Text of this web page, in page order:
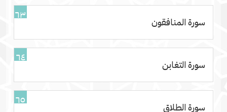
٦٣
سورة المنافقون
٦٤
سورة التغابن
٦٥
سورة الطلاق